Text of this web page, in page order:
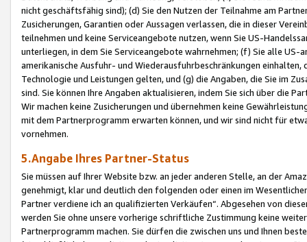
nicht geschäftsfähig sind); (d) Sie den Nutzen der Teilnahme am
Zusicherungen, Garantien oder Aussagen verlassen, die in dieser
teilnehmen und keine Serviceangebote nutzen, wenn Sie US-
unterliegen, in dem Sie Serviceangebote wahrnehmen; (f) Sie alle
amerikanische Ausfuhr- und Wiederausfuhrbeschränkungen
Technologie und Leistungen gelten, und (g) die Angaben, die Sie im
sind. Sie können Ihre Angaben aktualisieren, indem Sie sich über die
Wir machen keine Zusicherungen und übernehmen keine
mit dem Partnerprogramm erwarten können, und wir sind nicht für
vornehmen.
5.Angabe Ihres Partner-Status
Sie müssen auf Ihrer Website bzw. an jeder anderen Stelle, an der
genehmigt, klar und deutlich den folgenden oder einen im
Partner verdiene ich an qualifizierten Verkäufen“. Abgesehen von
werden Sie ohne unsere vorherige schriftliche Zustimmung keine
Partnerprogramm machen. Sie dürfen die zwischen uns und Ihnen